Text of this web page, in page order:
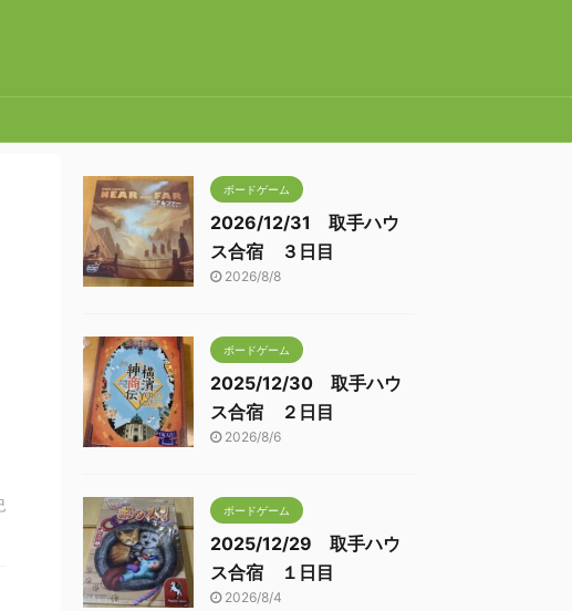
ボードゲーム
2026/12/31 取手ハウ
ス合宿 ３日目
2026/8/8
ボードゲーム
2025/12/30 取手ハウ
ス合宿 ２日目
2026/8/6
ボードゲーム
2025/12/29 取手ハウ
ス合宿 １日目
2026/8/4